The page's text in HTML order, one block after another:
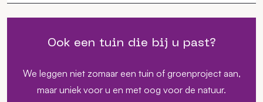
Ook een tuin die bij u past?
We leggen niet zomaar een tuin of groenproject aan,
maar uniek voor u en met oog voor de natuur.